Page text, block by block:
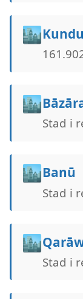
🏙️
🏙️
Stad i
🏙️Banū
Stad i
🏙️
Stad i